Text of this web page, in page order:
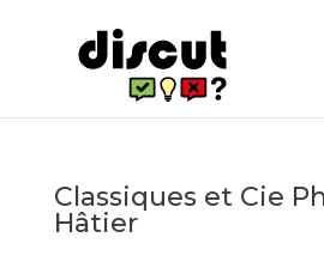
Classiques et Cie
Hâtier